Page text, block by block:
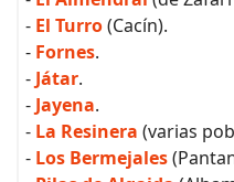
- El Turro(Cacín).
- Fornes.
- Játar.
- Jayena.
- La Resinera (varias
- Los Bermejales